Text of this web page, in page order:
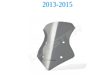
2013-2015